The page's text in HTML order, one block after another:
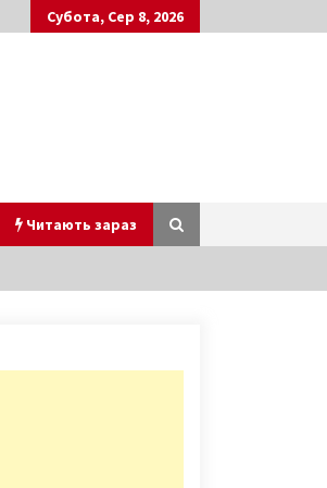
Субота, Сер 8, 2026
Читають зараз